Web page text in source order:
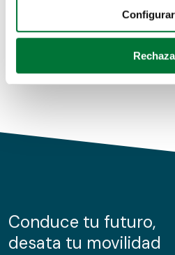
Identificar su dispositivo
para buscar
Obtenga más información
de cookies.
información sobre el uso que
nuestros partners de redes
Configurar
Conduce tu futuro,
desata tu movilidad